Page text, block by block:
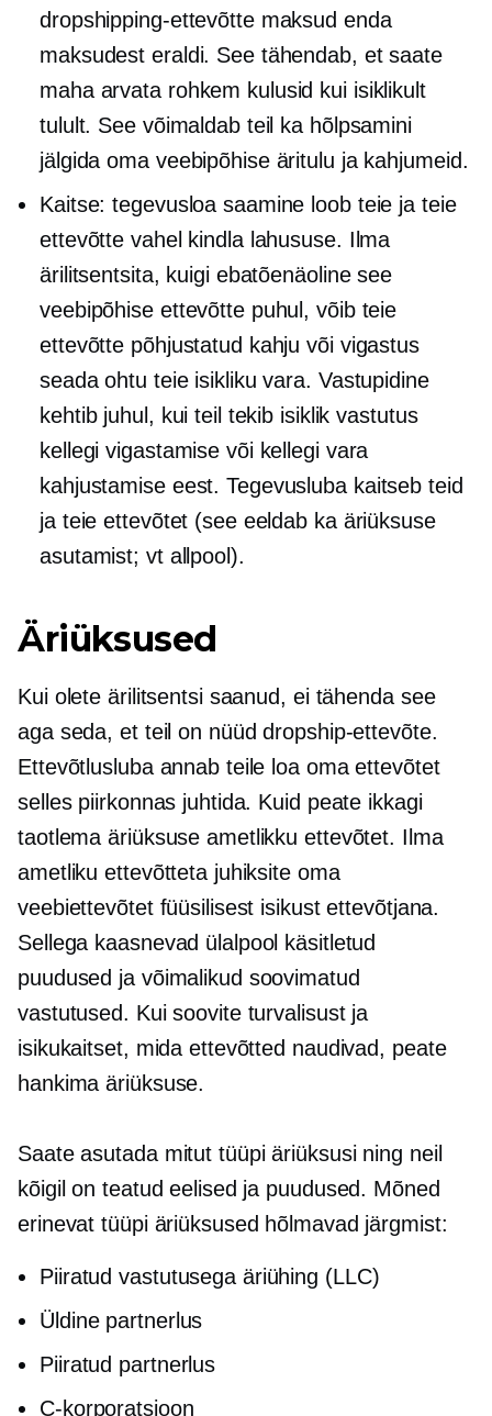
dropshipping-ettevõtte maksud enda
maksudest eraldi. See tähendab, et saate
maha arvata rohkem kulusid kui isiklikult
tulult. See võimaldab teil ka hõlpsamini
jälgida oma veebipõhise äritulu ja kahjumeid.
Kaitse: tegevusloa saamine loob teie ja teie
ettevõtte vahel kindla lahususe. Ilma
ärilitsentsita, kuigi ebatõenäoline see
veebipõhise ettevõtte puhul, võib teie
ettevõtte põhjustatud kahju või vigastus
seada ohtu teie isikliku vara. Vastupidine
kehtib juhul, kui teil tekib isiklik vastutus
kellegi vigastamise või kellegi vara
kahjustamise eest. Tegevusluba kaitseb teid
ja teie ettevõtet (see eeldab ka äriüksuse
asutamist; vt allpool).
Äriüksused
Kui olete ärilitsentsi saanud, ei tähenda see
aga seda, et teil on nüüd dropship-ettevõte.
Ettevõtlusluba annab teile loa oma ettevõtet
selles piirkonnas juhtida. Kuid peate ikkagi
taotlema äriüksuse ametlikku ettevõtet. Ilma
ametliku ettevõtteta juhiksite oma
veebiettevõtet füüsilisest isikust ettevõtjana.
Sellega kaasnevad ülalpool käsitletud
puudused ja võimalikud soovimatud
vastutused. Kui soovite turvalisust ja
isikukaitset, mida ettevõtted naudivad, peate
hankima äriüksuse.
Saate asutada mitut tüüpi äriüksusi ning neil
kõigil on teatud eelised ja puudused. Mõned
erinevat tüüpi äriüksused hõlmavad järgmist:
Piiratud vastutusega äriühing (LLC)
Üldine partnerlus
Piiratud partnerlus
C-korporatsioon